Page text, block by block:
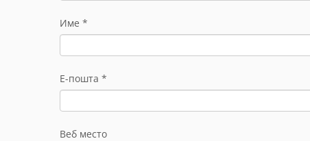
Име *
Е-пошта *
Веб место